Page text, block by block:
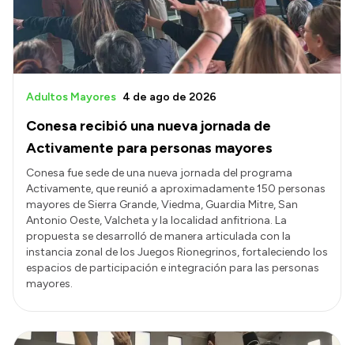
Conesa recibió una nueva jornada de
Activamente para personas mayores
Adultos Mayores 4 de ago de 2026
Conesa fue sede de una nueva jornada del programa
Activamente, que reunió a aproximadamente 150 personas
mayores de Sierra Grande, Viedma, Guardia Mitre, San
Antonio Oeste, Valcheta y la localidad anfitriona. La
propuesta se desarrolló de manera articulada con la
instancia zonal de los Juegos Rionegrinos, fortaleciendo los
espacios de participación e integración para las personas
mayores.